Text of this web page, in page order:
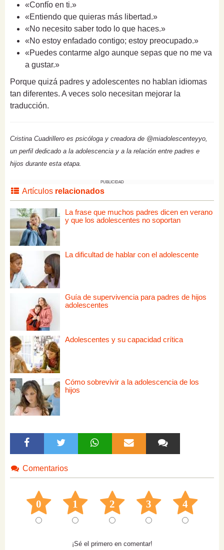
«Confío en ti.»
«Entiendo que quieras más libertad.»
«No necesito saber todo lo que haces.»
«No estoy enfadado contigo; estoy preocupado.»
«Puedes contarme algo aunque sepas que no me va
a gustar.»
Porque quizá padres y adolescentes no hablan idiomas
tan diferentes. A veces solo necesitan mejorar la
traducción.
Cristina Cuadrillero es psicóloga y creadora de @miadolescenteyyo,
un perfil dedicado a la adolescencia y a la relación entre padres e
hijos durante esta etapa.
PUBLICIDAD
Artículos relacionados
La frase que muchos padres dicen en verano
y que los adolescentes no soportan
La dificultad de hablar con el adolescente
Guía de supervivencia para padres de hijos
adolescentes
Adolescentes y su capacidad crítica
Cómo sobrevivir a la adolescencia de los
hijos
Comentarios
0 1 2 3 4
¡Sé el primero en comentar!